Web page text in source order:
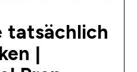
tatsächlich
|